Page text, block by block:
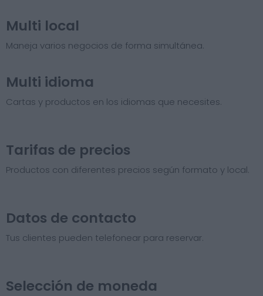
Multi local
Maneja varios negocios de forma simultánea.
Multi idioma
Cartas y productos en los idiomas que necesites.
Tarifas de precios​
Productos con diferentes precios según formato y local.
Datos de contacto
Tus clientes pueden telefonear para reservar.
Selección de moneda